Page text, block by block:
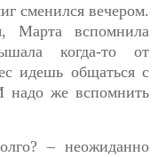
сменился вечером.
Марта вспомнила
когда-то от
идешь общаться с
надо же вспомнить
– неожиданно